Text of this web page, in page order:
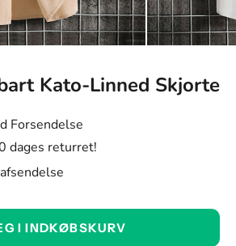
Kato-Linned Skjorte
Forsendelse
dages returret!
I INDKØBSKURV